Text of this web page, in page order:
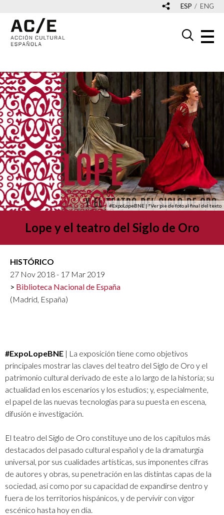
ESP ENG
#ExpoLopeBNE| *Ver pie de foto al final del texto
Lope y el teatro del Siglo de Oro
HISTÓRICO
27 Nov 2018 - 17 Mar 2019
Biblioteca Nacional de España
(Madrid, España)
#ExpoLopeBNE | La exposición tiene como objetivos
principales mostrar las claves del teatro del Siglo de Oro y el
patrimonio cultural derivado de este a lo largo de la historia; su
actualidad en los escenarios y los estudios; y, especialmente,
el papel de las nuevas tecnologías para su puesta en escena,
difusión e investigación.
El teatro del Siglo de Oro constituye uno de los capítulos más
destacados del pasado cultural español y de la dramaturgia
universal, por sus cualidades artísticas, sus imponentes cifras
de autores y obras, su penetración en las distintas capas de la
sociedad, así como por su capacidad de expandirse dentro y
fuera de los territorios hispánicos, y de pervivir con vigor
escénico hasta hoy en día.